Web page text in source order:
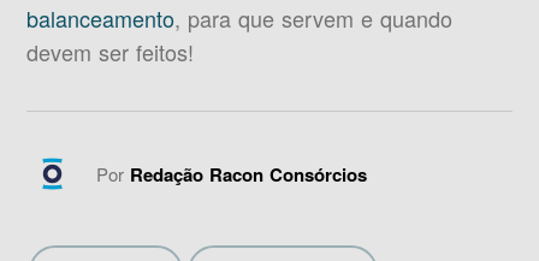
balanceamento, para que servem e quando
devem ser feitos!
Por Redação Racon Consórcios